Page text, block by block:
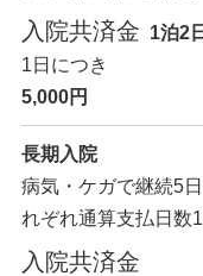
入院共済金 1泊2
1日につき
5,000円
長期入院
病気・ケガで継続5
れぞれ通算支払日数
入院共済金